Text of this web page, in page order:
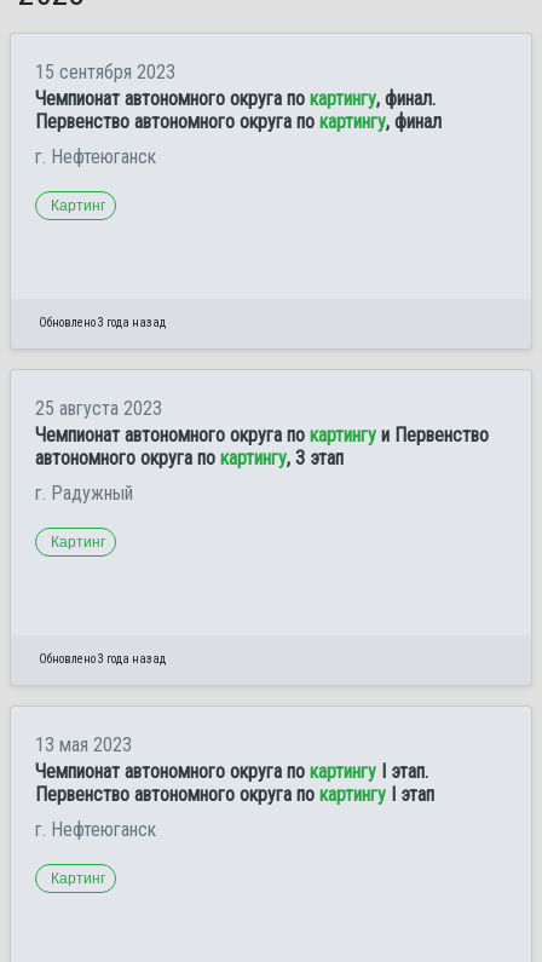
15 сентября 2023
Чемпионат автономного округа по картингу, финал.
Первенство автономного округа по картингу, финал
г. Нефтеюганск
Картинг
Обновлено 3 года назад
25 августа 2023
Чемпионат автономного округа по картингу и Первенство
автономного округа по картингу, 3 этап
г. Радужный
Картинг
Обновлено 3 года назад
13 мая 2023
Чемпионат автономного округа по картингу I этап.
Первенство автономного округа по картингу I этап
г. Нефтеюганск
Картинг